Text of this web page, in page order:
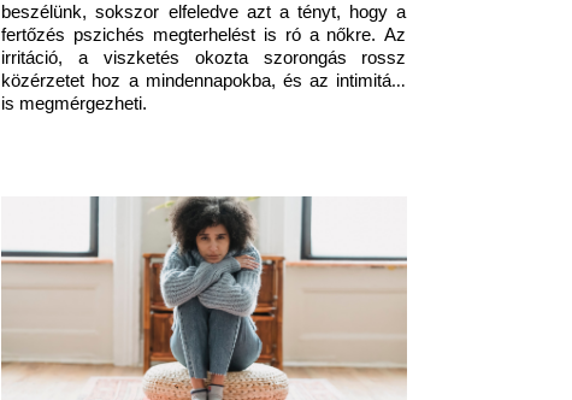
beszélünk, sokszor elfeledve azt a tényt, hogy a
fertőzés pszichés megterhelést is ró a nőkre. Az
irritáció, a viszketés okozta szorongás rossz
közérzetet hoz a mindennapokba, és az intimitást
is megmérgezheti.